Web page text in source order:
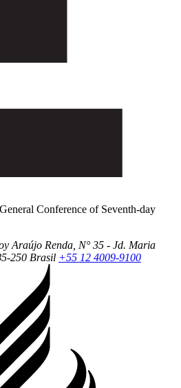
Conference of Seventh-day
Araújo Renda, N° 35 - Jd. Maria
250 Brasil +55 12 4009-9100